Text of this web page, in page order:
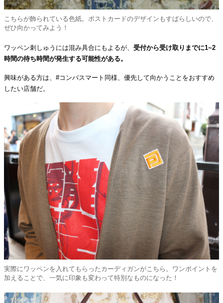
こちらが飾られている色紙。ポストカードのデザインもすばらしいので、
ぜひ向かってみよう！
ワッペン刺しゅうには混み具合にもよるが、 受付から受け取りまでに1~2
時間の待ち時間が発生する可能性がある。
興味がある方は、#コンパスマート同様、優先して向かうことをおすすめ
したい店舗だ。
実際にワッペンを入れてもらったカーディガンがこちら。ワンポイントを
加えることで、一気に印象も変わって特別なものになった！